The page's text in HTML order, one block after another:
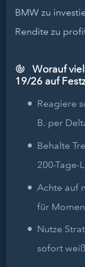
BMW zu
Rendite zu
Worauf
19/26 auf
Reagiere
B. per
Behalte
200-Tage-
Achte auf
für
Nutze
sofort